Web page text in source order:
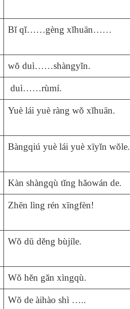
Bǐ qǐ……gèng xǐhuān……
wǒ duì……shàngyǐn.
duì……rùmí.
Yuè lái yuè ràng wǒ xǐhuān.
Bàngqiú yuè lái yuè xīyǐn wǒle.
Kàn shàngqù tǐng hǎowán de.
Zhēn lìng rén xīngfèn!
Wǒ dū děng bùjíle.
Wǒ hěn gǎn xìngqù.
Wǒ de àihào shì …..